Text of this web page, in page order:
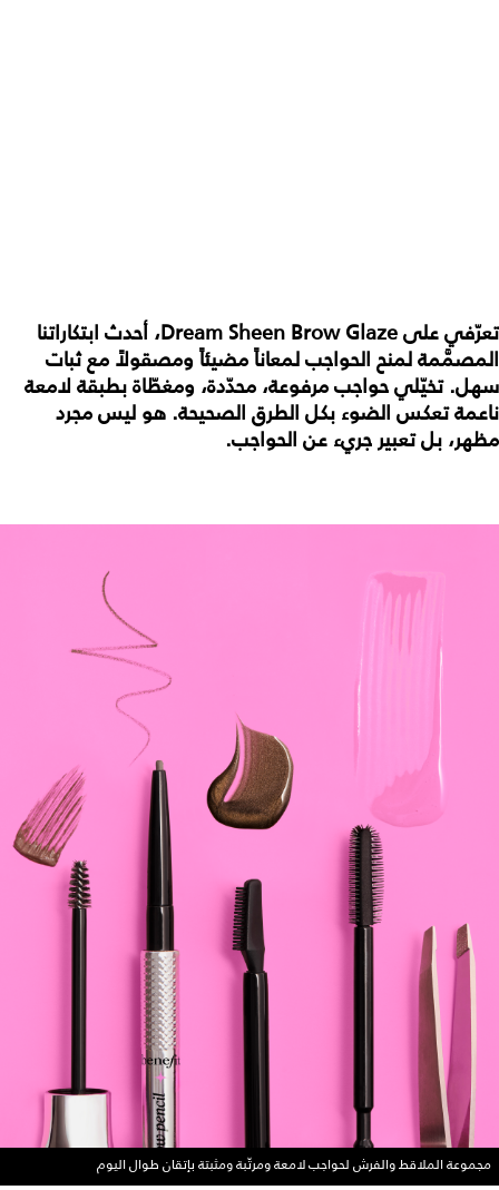
تعرّفي على Dream Sheen Brow Glaze، أحدث ابتكاراتنا
المصمَّمة لمنح الحواجب لمعاناً مضيئاً ومصقولاً مع ثبات
سهل. تخيّلي حواجب مرفوعة، محدّدة، ومغطّاة بطبقة لامعة
ناعمة تعكس الضوء بكل الطرق الصحيحة. هو ليس مجرد
مظهر، بل تعبير جريء عن الحواجب.
مجموعة الملاقط والفرش لحواجب لامعة ومرتّبة ومثبتة بإتقان طوال اليوم